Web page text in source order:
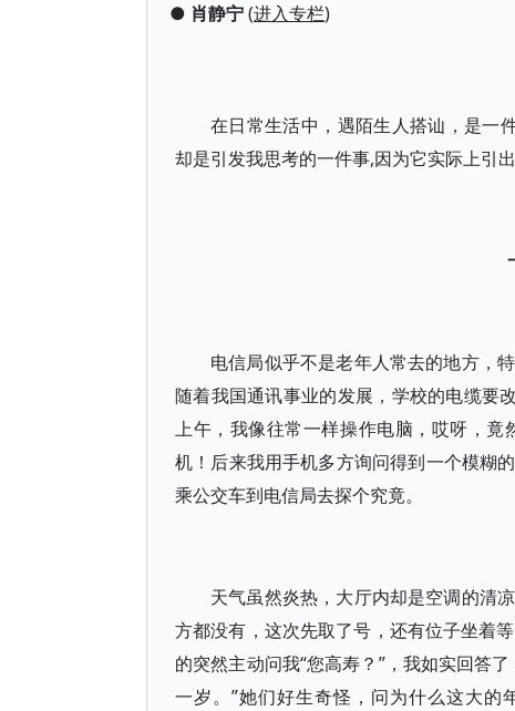
● 肖静宁(进入专栏)
在日常生活中，遇陌生人搭讪，是一
却是引发我思考的一件事,因为它实际上引
电信局似乎不是老年人常去的地方，
随着我国通讯事业的发展，学校的电缆要
上午，我像往常一样操作电脑，哎呀，
机！后来我用手机多方询问得到一个模糊
乘公交车到电信局去探个究竟。
天气虽然炎热，大厅内却是空调的清
方都没有，这次先取了号，还有位子坐着
的突然主动问我“您高寿？”，我如实回答
一岁。”她们好生奇怪，问为什么这大的